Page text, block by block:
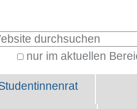
nur im aktuellen